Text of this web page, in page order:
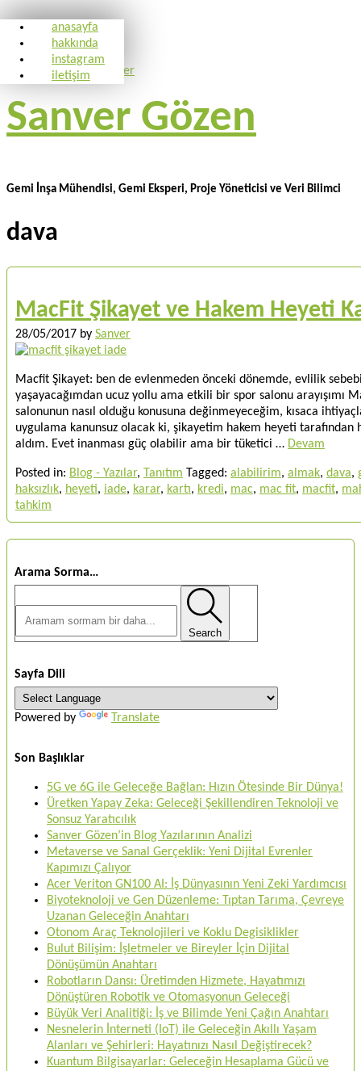
anasayfa
hakkında
instagram
iletişim
Sanver Gözen
Gemi İnşa Mühendisi, Gemi Eksperi, Proje Yöneticisi ve Veri Bilimci
dava
MacFit Şikayet ve Hakem Heyeti
28/05/2017 by Sanver
Macfit Şikayet: ben de evlenmeden önceki dönemde, evlilik
yaşayacağımdan ucuz yollu ama etkili bir spor salonu arayışımı
salonunun nasıl olduğu konusuna değinmeyeceğim, kısaca
uygulama kanunsuz olacak ki, şikayetim hakem heyeti tarafından
aldım. Evet inanması güç olabilir ama bir tüketici … Devam
Posted in: Blog - Yazılar, Tanıtım Tagged: alabilirim, almak, dava,
haksızlık, heyeti, iade, karar, kartı, kredi, mac, mac fit, macfit,
tahkim
Arama Sorma…
Search
Sayfa Dili
Powered by Translate
Son Başlıklar
5G ve 6G ile Geleceğe Bağlan: Hızın Ötesinde Bir Dünya!
Üretken Yapay Zeka: Geleceği Şekillendiren Teknoloji ve
Sonsuz Yaratıcılık
Sanver Gözen’in Blog Yazılarının Analizi
Metaverse ve Sanal Gerçeklik: Yeni Dijital Evrenler
Kapımızı Çalıyor
Acer Veriton GN100 AI: İş Dünyasının Yeni Zeki Yardımcısı
Biyoteknoloji ve Gen Düzenleme: Tıptan Tarıma, Çevreye
Uzanan Geleceğin Anahtarı
Otonom Araç Teknolojileri ve Koklu Degisiklikler
Bulut Bilişim: İşletmeler ve Bireyler İçin Dijital
Dönüşümün Anahtarı
Robotların Dansı: Üretimden Hizmete, Hayatımızı
Dönüştüren Robotik ve Otomasyonun Geleceği
Büyük Veri Analitiği: İş ve Bilimde Yeni Çağın Anahtarı
Nesnelerin İnterneti (IoT) ile Geleceğin Akıllı Yaşam
Alanları ve Şehirleri: Hayatınızı Nasıl Değiştirecek?
Kuantum Bilgisayarlar: Geleceğin Hesaplama Gücü ve